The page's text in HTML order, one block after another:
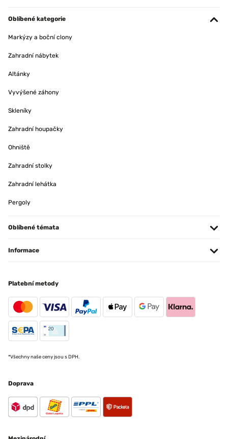
Oblíbené kategorie
Markýzy a boční clony
Zahradní nábytek
Altánky
Vyvýšené záhony
Skleníky
Zahradní houpačky
Ohniště
Zahradní stolky
Zahradní lehátka
Pergoly
Oblíbené témata
Informace
Platební metody
*Všechny naše ceny jsou s DPH.
Doprava